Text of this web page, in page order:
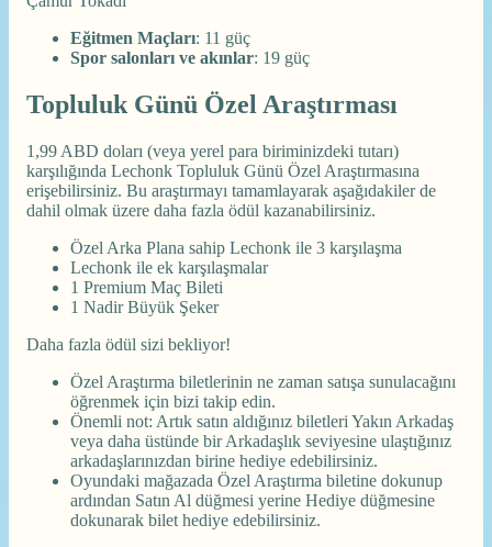
Eğitmen Maçları: 11 güç
Spor salonları ve akınlar: 19 güç
Topluluk Günü Özel Araştırması
1,99 ABD doları (veya yerel para biriminizdeki tutarı)
karşılığında Lechonk Topluluk Günü Özel Araştırmasına
erişebilirsiniz. Bu araştırmayı tamamlayarak aşağıdakiler de
dahil olmak üzere daha fazla ödül kazanabilirsiniz.
Özel Arka Plana sahip Lechonk ile 3 karşılaşma
Lechonk ile ek karşılaşmalar
1 Premium Maç Bileti
1 Nadir Büyük Şeker
Daha fazla ödül sizi bekliyor!
Özel Araştırma biletlerinin ne zaman satışa sunulacağını
öğrenmek için bizi takip edin.
Önemli not: Artık satın aldığınız biletleri Yakın Arkadaş
veya daha üstünde bir Arkadaşlık seviyesine ulaştığınız
arkadaşlarınızdan birine hediye edebilirsiniz.
Oyundaki mağazada Özel Araştırma biletine dokunup
ardından Satın Al düğmesi yerine Hediye düğmesine
dokunarak bilet hediye edebilirsiniz.